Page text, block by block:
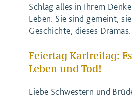
Schlag alles in Ihrem
Leben. Sie sind gemeint,
Geschichte, dieses Dramas.
Feiertag Karfreitag:
Leben und Tod!
Liebe Schwestern und